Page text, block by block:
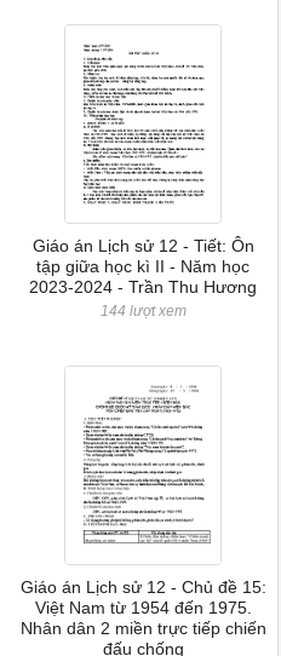
Giáo án Lịch sử 12 - Tiết: Ôn
tập giữa học kì II - Năm học
2023-2024 - Trần Thu Hương
144 lượt xem
Giáo án Lịch sử 12 - Chủ đề 15:
Việt Nam từ 1954 đến 1975.
Nhân dân 2 miền trực tiếp chiến
đấu chống